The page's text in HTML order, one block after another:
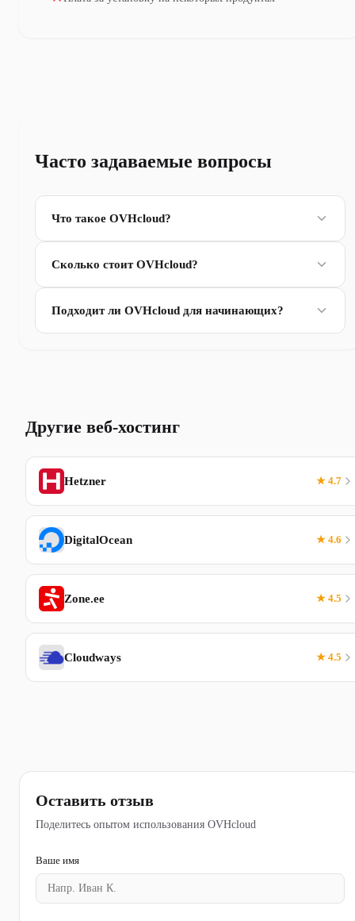
Часто задаваемые вопросы
Что такое OVHcloud?
Сколько стоит OVHcloud?
Подходит ли OVHcloud для начинающих?
Другие веб-хостинг
Hetzner ★ 4.7
DigitalOcean ★ 4.6
Zone.ee ★ 4.5
Cloudways ★ 4.5
Оставить отзыв
Поделитесь опытом использования OVHcloud
Ваше имя